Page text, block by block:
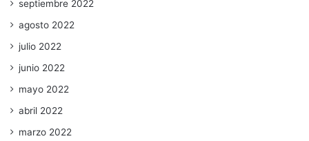
septiembre 2022
agosto 2022
julio 2022
junio 2022
mayo 2022
abril 2022
marzo 2022